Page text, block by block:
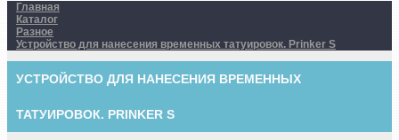
Главная
Каталог
Разное
Устройство для нанесения временных татуировок. Prinker S
УСТРОЙСТВО ДЛЯ НАНЕСЕНИЯ ВРЕМЕННЫХ
ТАТУИРОВОК. PRINKER S